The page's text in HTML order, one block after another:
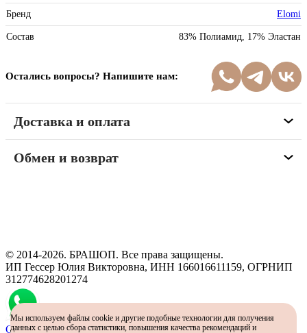
Бренд Elomi
Состав 83% Полиамид, 17% Эластан
Остались вопросы? Напишите нам:
Доставка и оплата
Обмен и возврат
© 2014-2026. БРАШОП. Все права защищены.
ИП Гессер Юлия Викторовна, ИНН 166016611159, ОГРНИП
312774628201274
Самый простой способ определить размер - консультация в
Мы используем файлы cookie и другие подобные технологии для получения
данных с целью сбора статистики, повышения качества рекомендаций и